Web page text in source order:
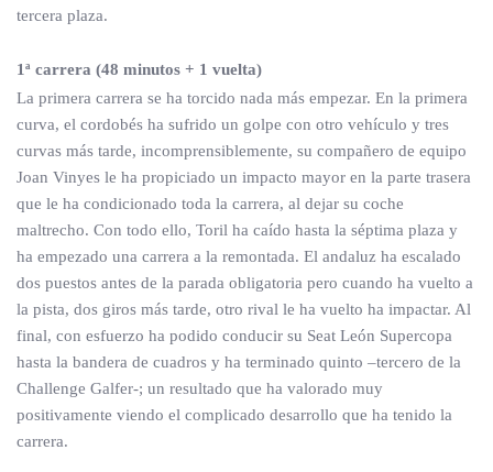
tercera plaza.
1ª carrera (48 minutos + 1 vuelta)
La primera carrera se ha torcido nada más empezar. En la primera
curva, el cordobés ha sufrido un golpe con otro vehículo y tres
curvas más tarde, incomprensiblemente, su compañero de equipo
Joan Vinyes le ha propiciado un impacto mayor en la parte trasera
que le ha condicionado toda la carrera, al dejar su coche
maltrecho. Con todo ello, Toril ha caído hasta la séptima plaza y
ha empezado una carrera a la remontada. El andaluz ha escalado
dos puestos antes de la parada obligatoria pero cuando ha vuelto a
la pista, dos giros más tarde, otro rival le ha vuelto ha impactar. Al
final, con esfuerzo ha podido conducir su Seat León Supercopa
hasta la bandera de cuadros y ha terminado quinto –tercero de la
Challenge Galfer-; un resultado que ha valorado muy
positivamente viendo el complicado desarrollo que ha tenido la
carrera.